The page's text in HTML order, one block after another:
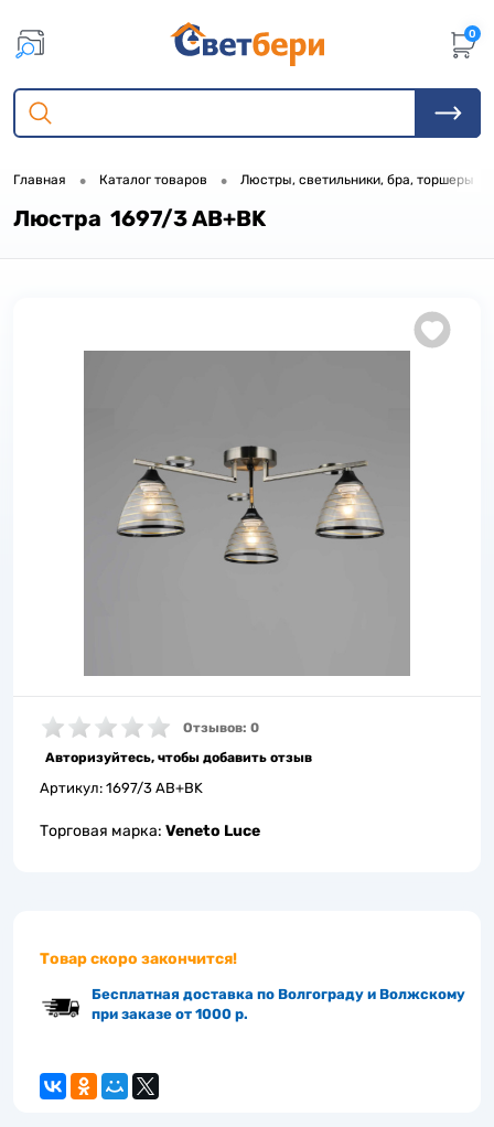
0
Главная • Каталог товаров • Люстры, светильники, бра, торшеры
Люстра 1697/3 AB+BK
Отзывов: 0
Авторизуйтесь, чтобы добавить отзыв
Артикул: 1697/3 AB+BK
Торговая марка: Veneto Luce
Товар скоро закончится!
Бесплатная доставка по Волгограду и Волжскому
при заказе от 1000 р.